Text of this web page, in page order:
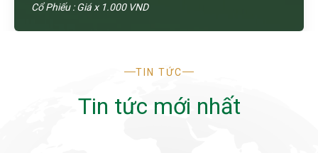
Cổ Phiếu : Giá x 1.000 VND
TIN TỨC
Tin tức mới nhất